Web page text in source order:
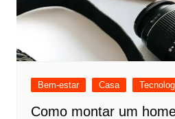
Bem-estar Casa
Como montar um